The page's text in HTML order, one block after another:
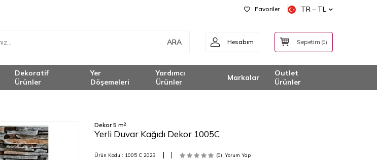
Favoriler TR − TL
ARA Hesabım Sepetim (0)
Dekoratif
Ürünler
Yer
Döşemeleri
Yardımcı
Ürünler
Markalar
Outlet
Ürünler
Dekor 5 m²
Yerli Duvar Kağıdı Dekor 1005C
Ürün Kodu : 1005 C 2023 (0) Yorum Yap